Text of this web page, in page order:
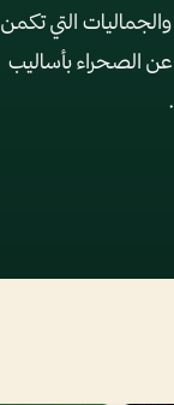
التي تكمن
الصحراء بأساليب